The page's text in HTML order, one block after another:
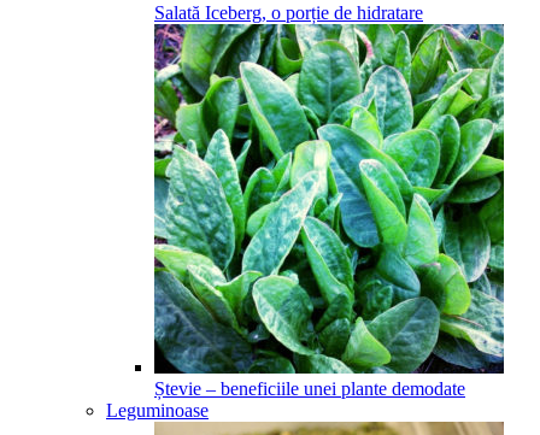
Salată Iceberg, o porție de hidratare
Ștevie – beneficiile unei plante demodate
Leguminoase